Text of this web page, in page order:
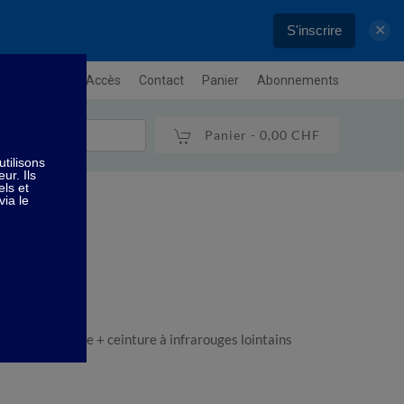
S'inscrire ✕
Plan / Accès Contact Panier Abonnements
Panier - 0,00 CHF
et anode + ceinture à infrarouges lointains